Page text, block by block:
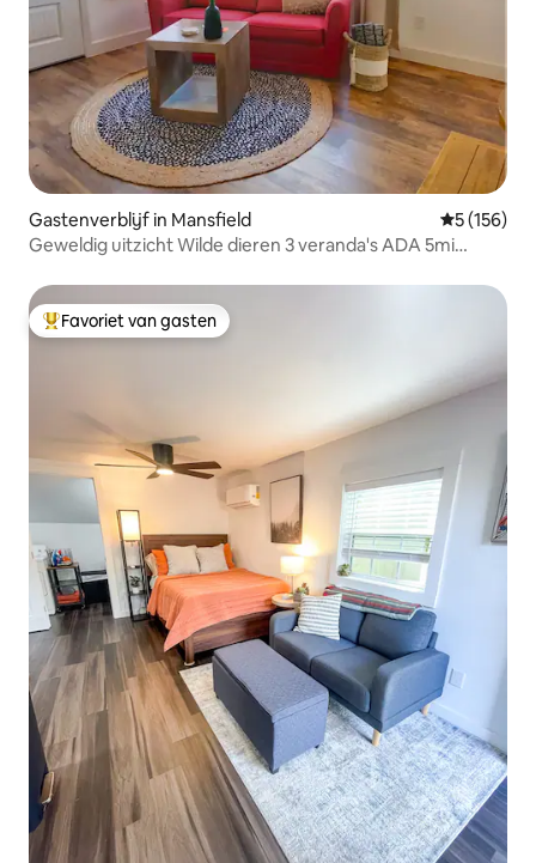
Gastenverblijf in Mansfield
5 (156)
Geweldig uitzicht Wilde dieren 3 veranda's ADA 5mi
Topfavoriet van gasten
Favoriet van gasten